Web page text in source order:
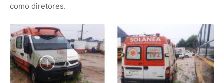
como diretores.